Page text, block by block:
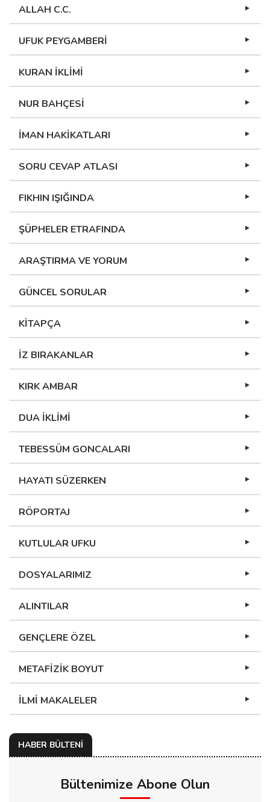
ALLAH C.C.
UFUK PEYGAMBERİ
KURAN İKLİMİ
NUR BAHÇESİ
İMAN HAKİKATLARI
SORU CEVAP ATLASI
FIKHIN IŞIĞINDA
ŞÜPHELER ETRAFINDA
ARAŞTIRMA VE YORUM
GÜNCEL SORULAR
KİTAPÇA
İZ BIRAKANLAR
KIRK AMBAR
DUA İKLİMİ
TEBESSÜM GONCALARI
HAYATI SÜZERKEN
RÖPORTAJ
KUTLULAR UFKU
DOSYALARIMIZ
ALINTILAR
GENÇLERE ÖZEL
METAFİZİK BOYUT
İLMİ MAKALELER
HABER BÜLTENİ
Bültenimize Abone Olun